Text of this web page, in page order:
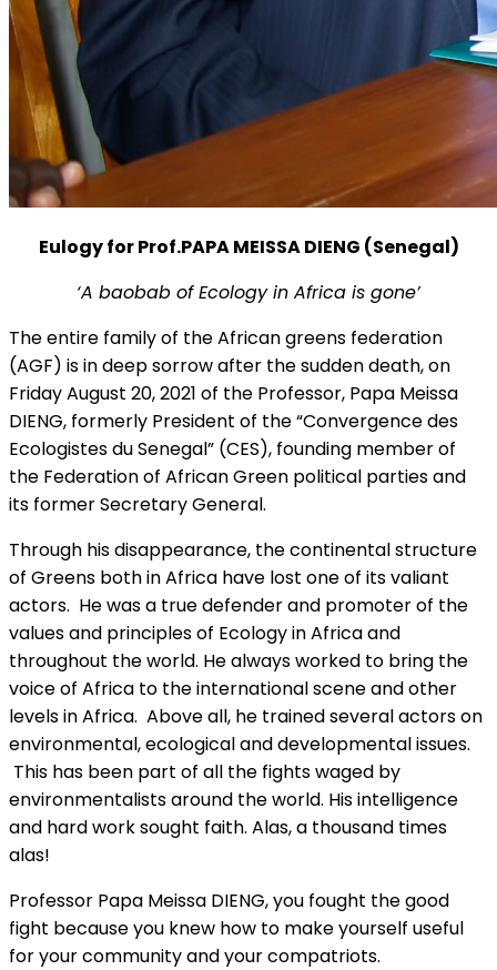
Eulogy for Prof.PAPA MEISSA DIENG (Senegal)
‘A baobab of Ecology in Africa is gone’
The entire family of the African greens federation
(AGF) is in deep sorrow after the sudden death, on
Friday August 20, 2021 of the Professor, Papa Meissa
DIENG, formerly President of the “Convergence des
Ecologistes du Senegal” (CES), founding member of
the Federation of African Green political parties and
its former Secretary General.
Through his disappearance, the continental structure
of Greens both in Africa have lost one of its valiant
actors. He was a true defender and promoter of the
values and principles of Ecology in Africa and
throughout the world. He always worked to bring the
voice of Africa to the international scene and other
levels in Africa. Above all, he trained several actors on
environmental, ecological and developmental issues.
This has been part of all the fights waged by
environmentalists around the world. His intelligence
and hard work sought faith. Alas, a thousand times
alas!
Professor Papa Meissa DIENG, you fought the good
fight because you knew how to make yourself useful
for your community and your compatriots.